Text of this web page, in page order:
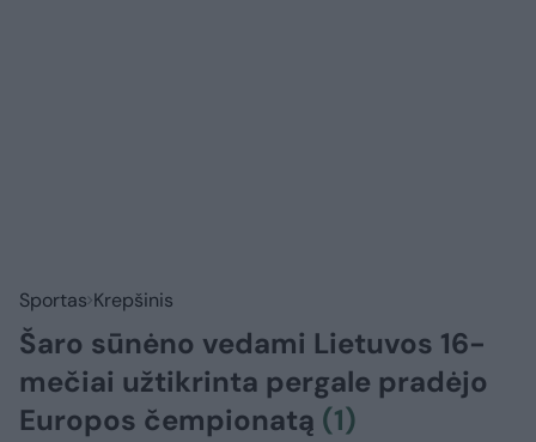
Sportas Krepšinis
Šaro sūnėno vedami Lietuvos 16-
mečiai užtikrinta pergale pradėjo
Europos čempionatą (1)